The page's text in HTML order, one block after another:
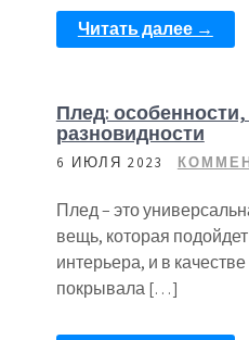
Читать далее →
Плед:
разновидности
6 ИЮЛЯ 2023
Плед – это
вещь, которая
интерьера, и в
покрывала […]